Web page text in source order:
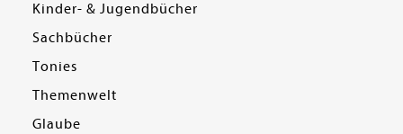
Kinder- & Jugendbücher
Sachbücher
Tonies
Themenwelt
Glaube